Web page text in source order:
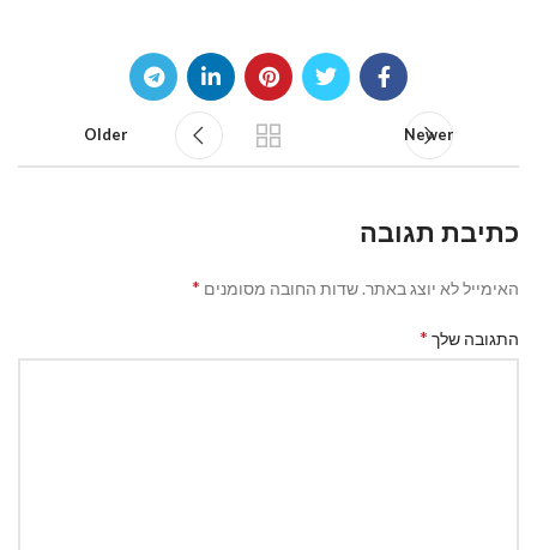
Newer
Older
כתיבת תגובה
האימייל לא יוצג באתר. שדות החובה מסומנים *
התגובה שלך *